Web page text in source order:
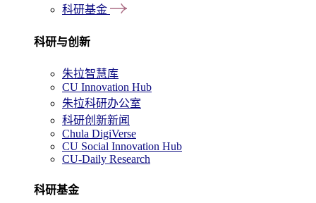
科研基金
科研与创新
朱拉智慧库
CU Innovation Hub
朱拉科研办公室
科研创新新闻
Chula DigiVerse
CU Social Innovation Hub
CU-Daily Research
科研基金